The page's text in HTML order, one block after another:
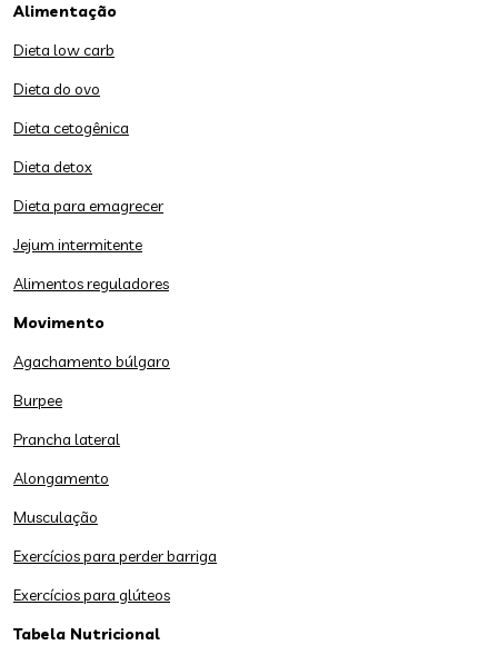
Alimentação
Dieta low carb
Dieta do ovo
Dieta cetogênica
Dieta detox
Dieta para emagrecer
Jejum intermitente
Alimentos reguladores
Movimento
Agachamento búlgaro
Burpee
Prancha lateral
Alongamento
Musculação
Exercícios para perder barriga
Exercícios para glúteos
Tabela Nutricional